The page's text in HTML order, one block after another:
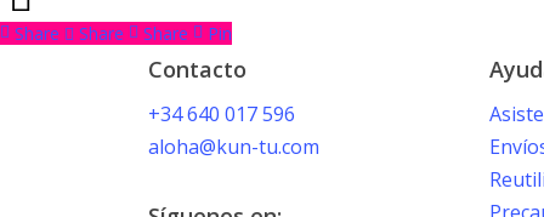
Share Share Share Pin
Contacto
+34 640 017 596
aloha@kun-tu.com